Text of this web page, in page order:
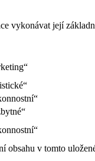
vykonávat její
v tomto